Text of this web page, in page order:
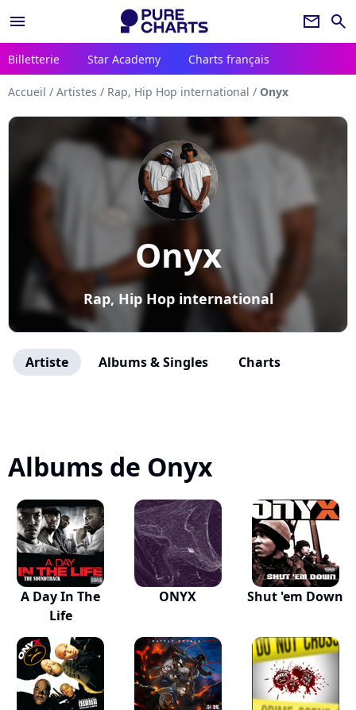
menu newsletter search
Billetterie Star Academy Charts français
Accueil / Artistes / Rap, Hip Hop international / Onyx
Onyx
Rap, Hip Hop international
Artiste Albums & Singles Charts
Albums de Onyx
A Day In The
Life
ONYX Shut 'em Down